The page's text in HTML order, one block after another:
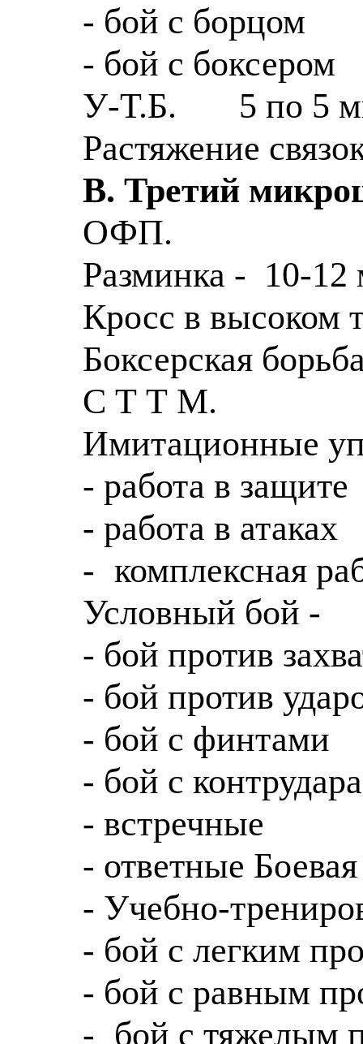
- бой с борцом
- бой с боксером
У-Т.Б.
5 по 5
Растяжение
В. Третий
ОФП.
Разминка - 10-12
Кросс в высоком
Боксерская
С Т Т М.
Имитационные
- работа в защите
- работа в атаках
- комплексная
Условный бой -
- бой против
- бой против
- бой с финтами
- бой с
- встречные
- ответные
- Учебно-
- бой с легким
- бой с равным
- бой с тяжелым